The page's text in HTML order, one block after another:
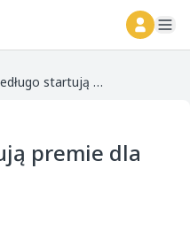
Już niedługo startują premie dla młodych rolników
premie dla